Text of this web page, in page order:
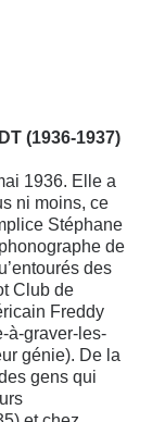
(1936-1937)
1936. Elle a
ni moins, ce
Stéphane
de
des
Club de
Freddy
à-graver-les-
génie). De la
gens qui